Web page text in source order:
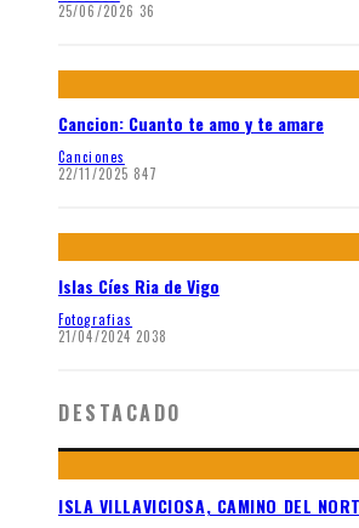
25/06/2026 36
Cancion: Cuanto te amo y te amare
Canciones
22/11/2025 847
Islas Cíes Ria de Vigo
Fotografias
21/04/2024 2038
DESTACADO
ISLA VILLAVICIOSA, CAMINO DEL